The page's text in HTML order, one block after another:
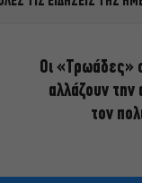
Οι «Τρωάδες»
αλλάζουν την
τον